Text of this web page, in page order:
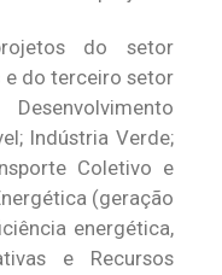
do setor
e do terceiro setor
Indústria Verde;
Coletivo e
(geração
energética,
e Recursos